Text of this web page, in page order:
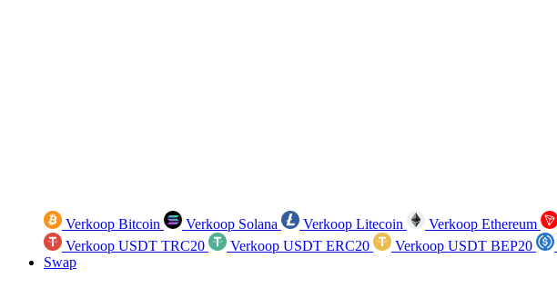
Verkoop Bitcoin Verkoop Solana Verkoop Litecoin Verkoop Ethereum
Verkoop USDT TRC20
Verkoop USDT ERC20 Verkoop USDT BEP20
Swap